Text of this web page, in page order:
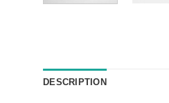
DESCRIPTION